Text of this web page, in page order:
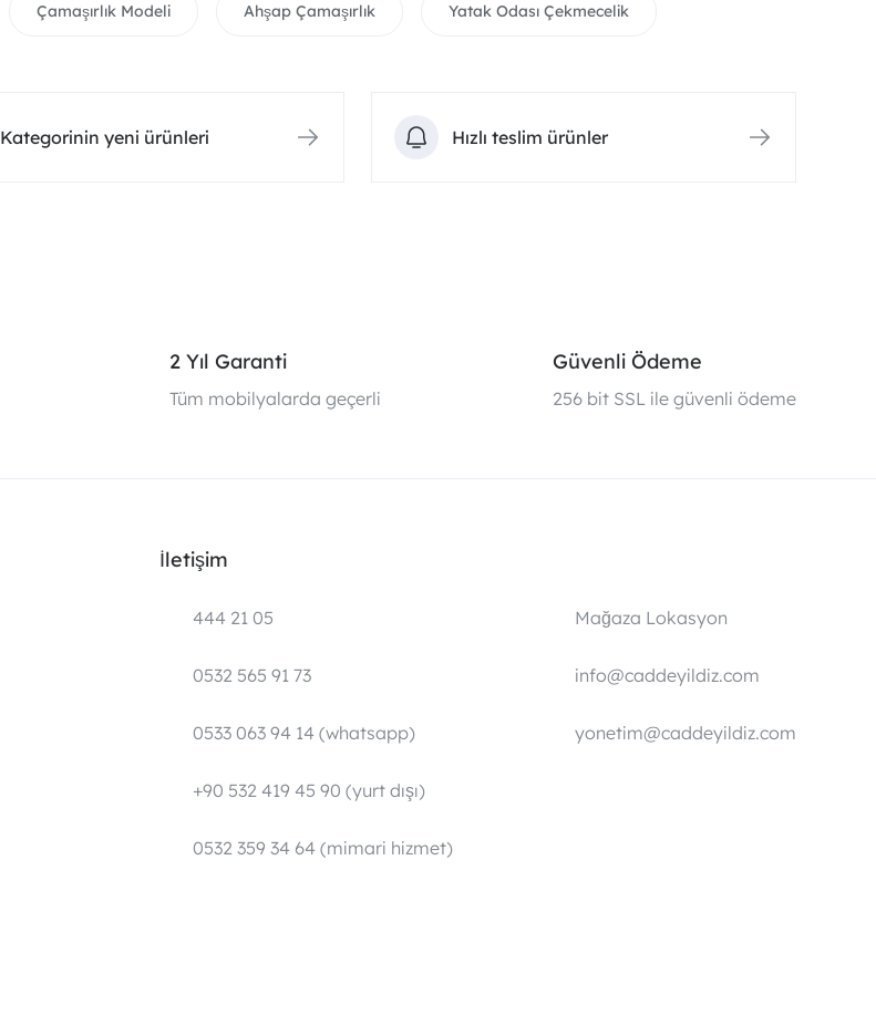
Çamaşırlık Modeli Ahşap Çamaşırlık Yatak Odası Çekmecelik
Kategorinin yeni ürünleri Hızlı teslim ürünler
2 Yıl Garanti
Tüm mobilyalarda geçerli
Güvenli Ödeme
256 bit SSL ile güvenli ödeme
İletişim
444 21 05
0532 565 91 73
0533 063 94 14 (whatsapp)
+90 532 419 45 90 (yurt dışı)
0532 359 34 64 (mimari hizmet)
Mağaza Lokasyon
info@caddeyildiz.com
yonetim@caddeyildiz.com